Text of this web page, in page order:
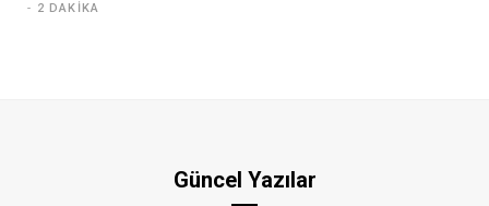
2 DAKIKA
Güncel Yazılar